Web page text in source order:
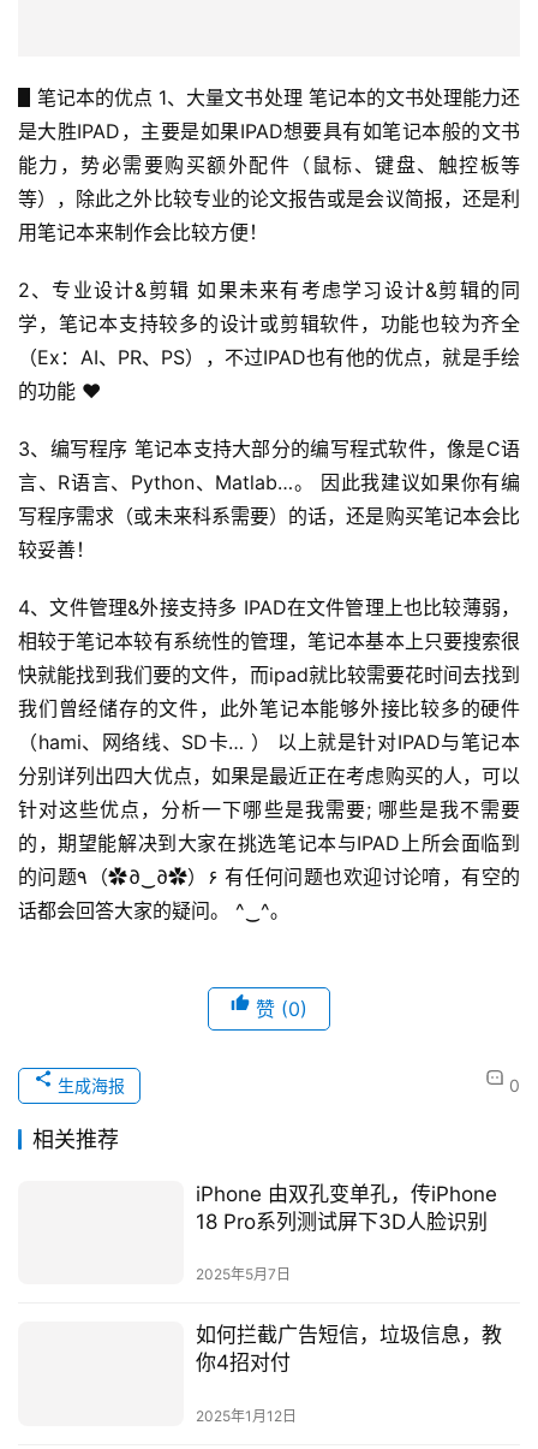
▋笔记本的优点 1、大量文书处理 笔记本的文书处理能力还
是大胜IPAD，主要是如果IPAD想要具有如笔记本般的文书
能力，势必需要购买额外配件（鼠标、键盘、触控板等
等），除此之外比较专业的论文报告或是会议简报，还是利
用笔记本来制作会比较方便！
2、专业设计&剪辑 如果未来有考虑学习设计&剪辑的同
学，笔记本支持较多的设计或剪辑软件，功能也较为齐全
（Ex：AI、PR、PS），不过IPAD也有他的优点，就是手绘
的功能 ❤️
3、编写程序 笔记本支持大部分的编写程式软件，像是C语
言、R语言、Python、Matlab…。 因此我建议如果你有编
写程序需求（或未来科系需要）的话，还是购买笔记本会比
较妥善！
4、文件管理&外接支持多 IPAD在文件管理上也比较薄弱，
相较于笔记本较有系统性的管理，笔记本基本上只要搜索很
快就能找到我们要的文件，而ipad就比较需要花时间去找到
我们曾经储存的文件，此外笔记本能够外接比较多的硬件
（hami、网络线、SD卡… ） 以上就是针对IPAD与笔记本
分别详列出四大优点，如果是最近正在考虑购买的人，可以
针对这些优点，分析一下哪些是我需要; 哪些是我不需要
的，期望能解决到大家在挑选笔记本与IPAD上所会面临到
的问题٩（✿∂‿∂✿）۶ 有任何问题也欢迎讨论唷，有空的
话都会回答大家的疑问。 ^‿^｡
赞 (0)
0
生成海报
相关推荐
iPhone 由双孔变单孔，传iPhone
18 Pro系列测试屏下3D人脸识别
2025年5月7日
如何拦截广告短信，垃圾信息，教
你4招对付
2025年1月12日